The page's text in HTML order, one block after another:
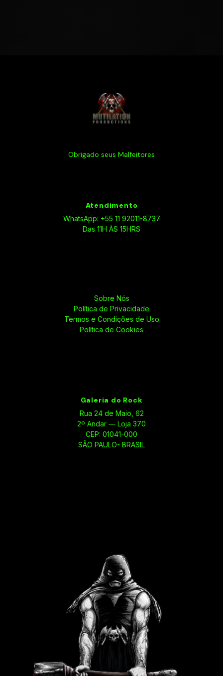
Obrigado seus Malfeitores
Atendimento
WhatsApp: +55 11 92011-8737
Das 11H ÀS 15HRS
Sobre Nós
Política de Privacidade
Termos e Condições de Uso
Política de Cookies
Galeria do Rock
Rua 24 de Maio, 62
2º Andar — Loja 370
CEP: 01041-000
SÃO PAULO- BRASIL